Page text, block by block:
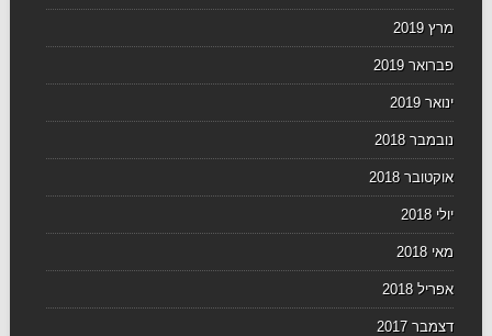
מרץ 2019
פברואר 2019
ינואר 2019
נובמבר 2018
אוקטובר 2018
יולי 2018
מאי 2018
אפריל 2018
דצמבר 2017